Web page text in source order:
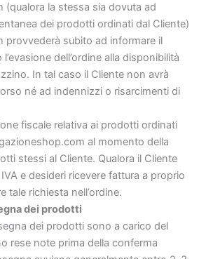
(qualora la stessa sia dovuta ad
dei prodotti ordinati dal Cliente)
provvederà subito ad informare il
dell’ordine alla disponibilità
In tal caso il Cliente non avrà
né ad indennizzi o risarcimenti di
fiscale relativa ai prodotti ordinati
al momento della
stessi al Cliente. Qualora il Cliente
e desideri ricevere fattura a proprio
tale richiesta nell’ordine.
dei prodotti
dei prodotti sono a carico del
rese note prima della conferma